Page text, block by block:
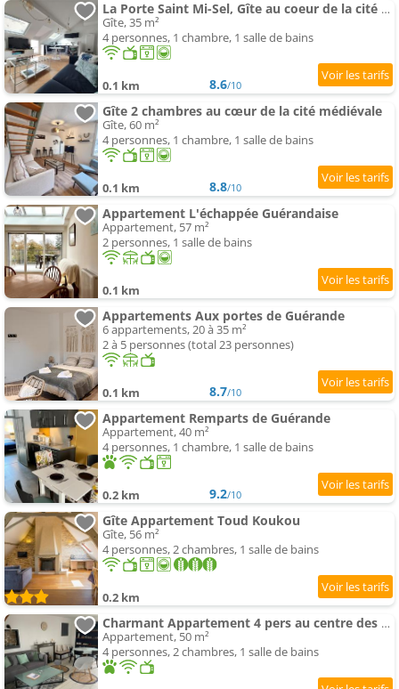
La Porte Saint Mi-Sel, Gîte au coeur de la cité médiévale
Gîte, 35 m²
4 personnes, 1 chambre, 1 salle de bains
0.1 km 8.6/10
Gîte 2 chambres au cœur de la cité médiévale
Gîte, 60 m²
4 personnes, 1 chambre, 1 salle de bains
0.1 km 8.8/10
Appartement L'échappée Guérandaise
Appartement, 57 m²
2 personnes, 1 salle de bains
0.1 km
Appartements Aux portes de Guérande
6 appartements, 20 à 35 m²
2 à 5 personnes (total 23 personnes)
0.1 km 8.7/10
Appartement Remparts de Guérande
Appartement, 40 m²
4 personnes, 1 chambre, 1 salle de bains
0.2 km 9.2/10
Gîte Appartement Toud Koukou
Gîte, 56 m²
4 personnes, 2 chambres, 1 salle de bains
0.2 km
Charmant Appartement 4 pers au centre des remparts
Appartement, 50 m²
4 personnes, 2 chambres, 1 salle de bains